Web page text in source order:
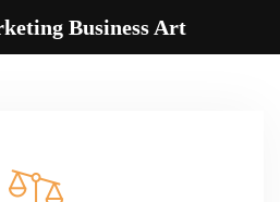
Business Art